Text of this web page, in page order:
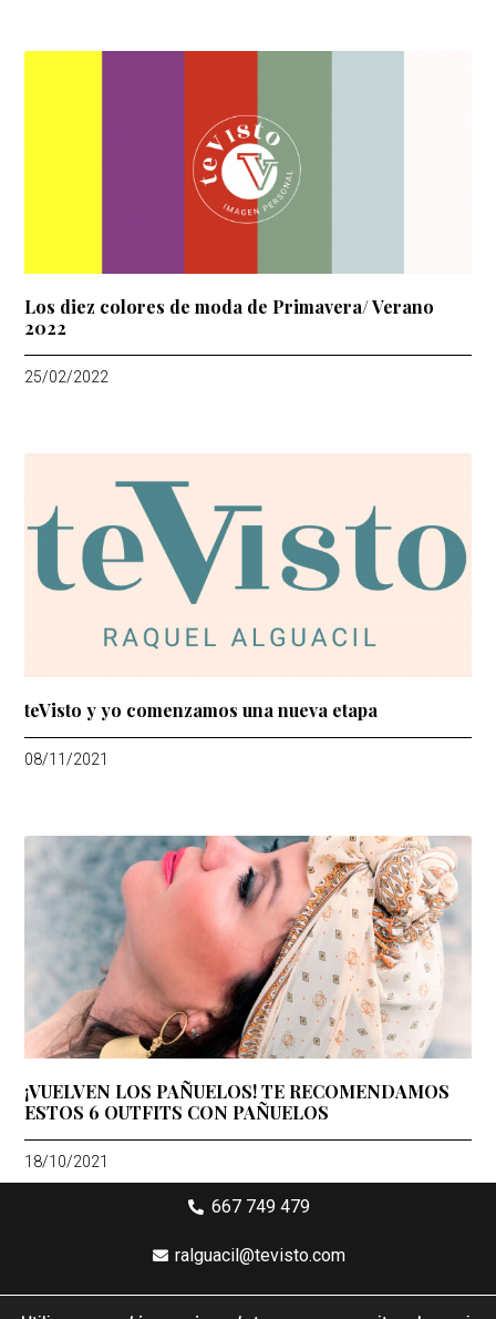
Los diez colores de moda de Primavera/ Verano
2022
25/02/2022
teVisto y yo comenzamos una nueva etapa
08/11/2021
¡VUELVEN LOS PAÑUELOS! TE RECOMENDAMOS
ESTOS 6 OUTFITS CON PAÑUELOS
18/10/2021
667 749 479
ralguacil@tevisto.com